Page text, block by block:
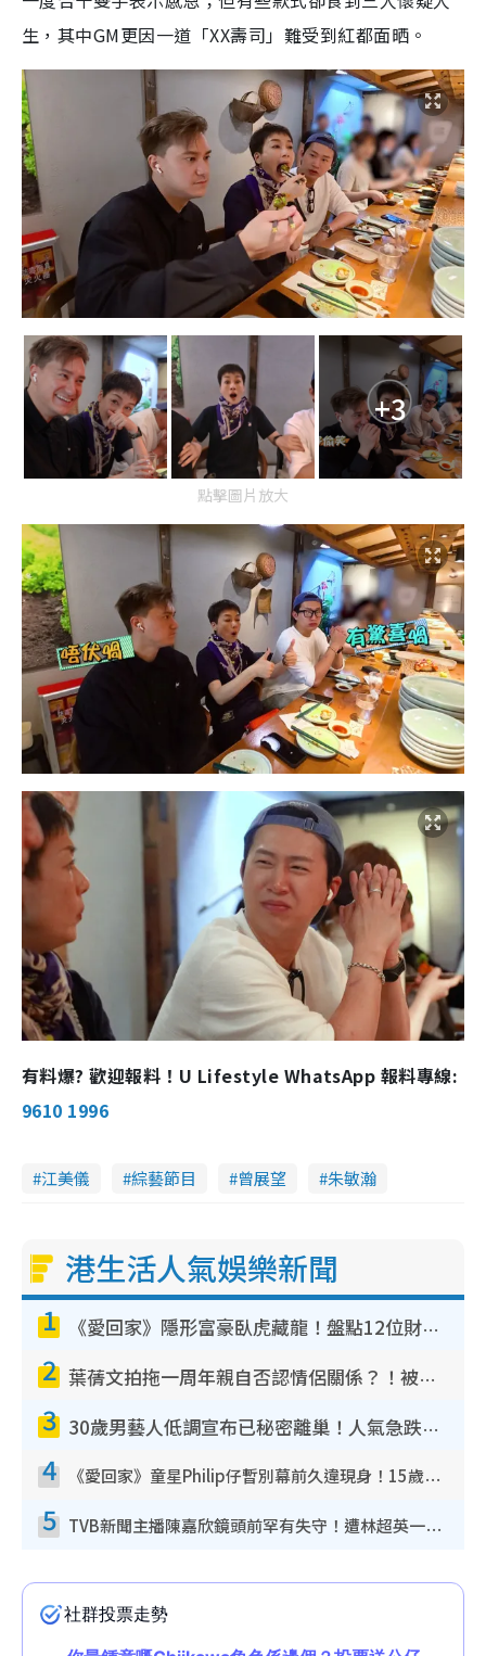
生，其中GM更因一道「XX壽司」難受到紅都面晒。
+3
點擊圖片放大
有料爆? 歡迎報料！U Lifestyle WhatsApp 報料專線:
9610 1996
江美儀 綜藝節目 曾展望 朱敏瀚
港生活人氣娛樂新聞
1 《愛回家》隱形富豪臥虎藏龍！盤點12位財氣逼人的有錢藝人：呢位靚女3億身家唔憂做
2 葉蒨文拍拖一周年親自否認情侶關係？！被質疑感情造假竟稱GM「普通同事」
3 30歲男藝人低調宣布已秘密離巢！人氣急跌變失蹤人口︰「這幾年過得並不容易」
4 《愛回家》童星Philip仔暫別幕前久違現身！15歲近況暴風長高蛻變帥氣少男
5 TVB新聞主播陳嘉欣鏡頭前罕有失守！遭林超英一句說話突襲嚇親當場大笑